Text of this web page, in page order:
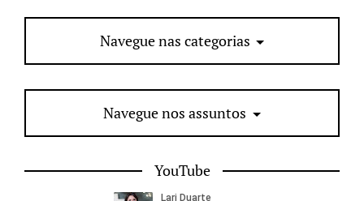
Navegue nas categorias
Navegue nos assuntos
YouTube